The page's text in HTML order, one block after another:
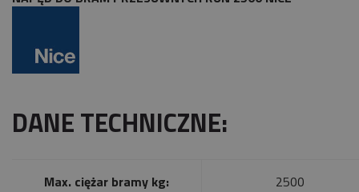
DANE TECHNICZNE:
Max. ciężar bramy kg: 2500